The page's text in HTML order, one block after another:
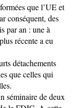
que l’UE et
conséquent, des
par an : une à
récente a eu
détachements
que celles qui
séminaire de deux